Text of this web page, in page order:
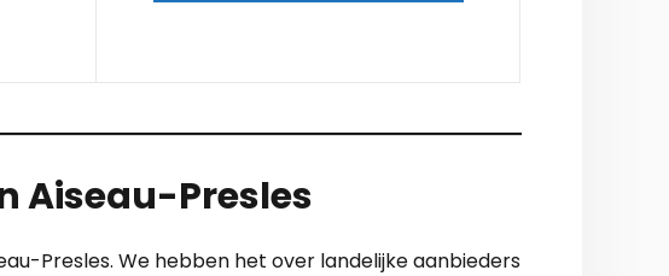
Aiseau-Presles
Presles. We hebben het over landelijke aanbieders